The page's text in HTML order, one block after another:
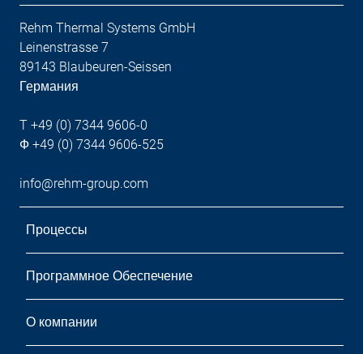
Rehm Thermal Systems GmbH
Leinenstrasse 7
89143 Blaubeuren-Seissen
Германия
T +49 (0) 7344 9606-0
Ф +49 (0) 7344 9606-525
info@rehm-group.com
Процессы
Программное Обеспечение
О компании